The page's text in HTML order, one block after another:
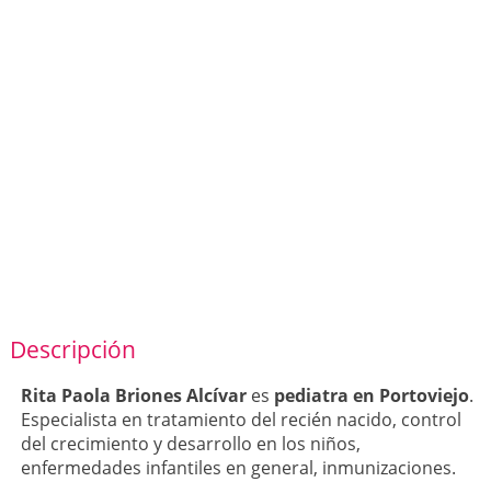
Descripción
Rita Paola Briones Alcívares pediatra en Portoviejo.
Especialista en tratamiento del recién nacido, control
del crecimiento y desarrollo en los niños,
enfermedades infantiles en general, inmunizaciones.